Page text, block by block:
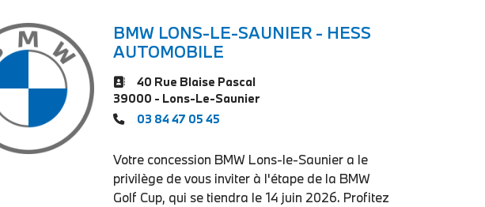
BMW LONS-LE-SAUNIER - HESS
AUTOMOBILE
40 Rue Blaise Pascal
39000 - Lons-Le-Saunier
03 84 47 05 45
Votre concession BMW Lons-le-Saunier a le
privilège de vous inviter à l'étape de la BMW
Golf Cup, qui se tiendra le 14 juin 2026. Profitez